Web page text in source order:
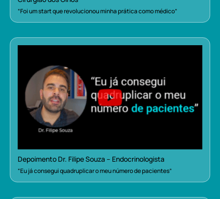
“Foi um start que revolucionou minha prática como médico”
Depoimento Dr. Filipe Souza – Endocrinologista
“Eu já consegui quadruplicar o meu número de pacientes”